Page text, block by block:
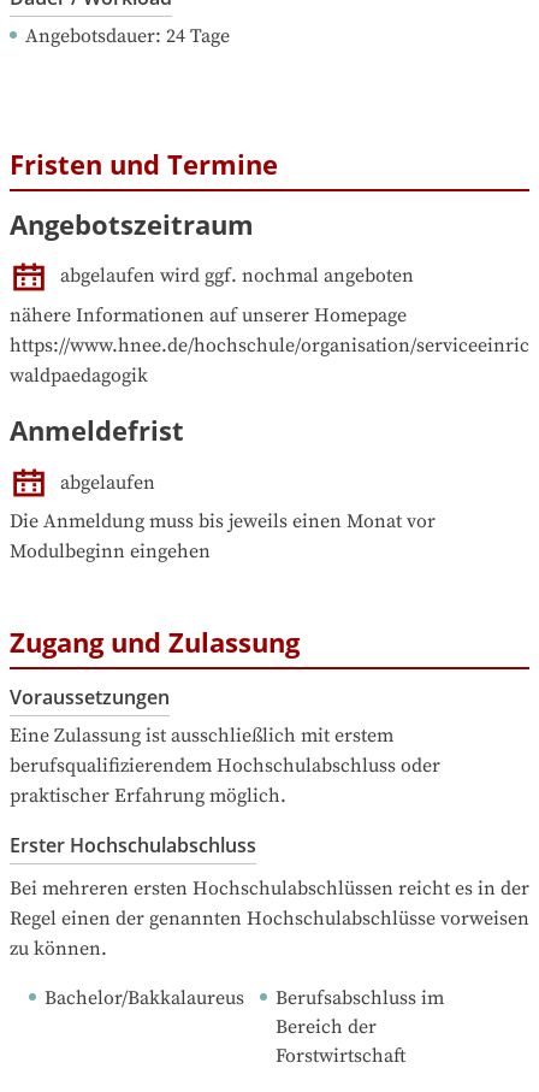
Angebotsdauer: 24 Tage
Fristen und Termine
Angebotszeitraum
abgelaufen wird ggf. nochmal angeboten
nähere Informationen auf unserer Homepage
https://www.hnee.de/hochschule/organisation/
waldpaedagogik
Anmeldefrist
abgelaufen
Die Anmeldung muss bis jeweils einen Monat vor
Modulbeginn eingehen
Zugang und Zulassung
Voraussetzungen
Eine Zulassung ist ausschließlich mit erstem
berufsqualifizierendem Hochschulabschluss oder
praktischer Erfahrung möglich.
Erster Hochschulabschluss
Bei mehreren ersten Hochschulabschlüssen reicht es in der
Regel einen der genannten Hochschulabschlüsse vorweisen
zu können.
Bachelor/Bakkalaureus
Berufsabschluss im
Bereich der
Forstwirtschaft